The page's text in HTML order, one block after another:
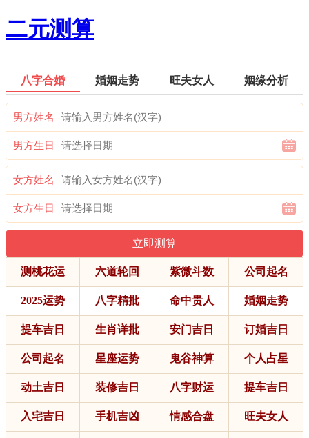
二元测算
八字合婚 婚姻走势 旺夫女人 姻缘分析
男方姓名
男方生日
女方姓名
女方生日
测桃花运 六道轮回 紫微斗数 公司起名
2025运势 八字精批 命中贵人 婚姻走势
提车吉日 生肖详批 安门吉日 订婚吉日
公司起名 星座运势 鬼谷神算 个人占星
动土吉日 装修吉日 八字财运 提车吉日
入宅吉日 手机吉凶 情感合盘 旺夫女人